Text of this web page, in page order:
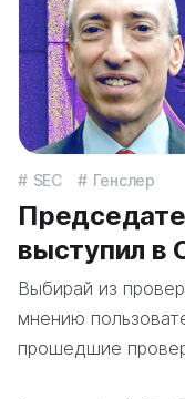
SEC Генслер
выступил в
Выбирай из
мнению
прошедшие